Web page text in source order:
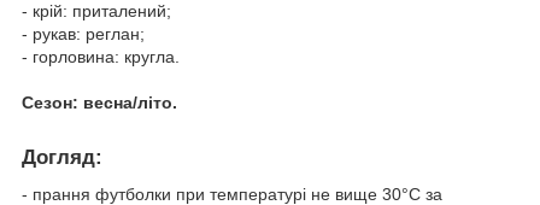
- крій: приталений;
- рукав: реглан;
- горловина: кругла.
Сезон: весна/літо.
Догляд:
- прання футболки при температурі не вище 30°C за